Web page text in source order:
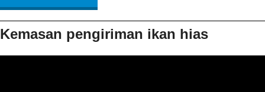
Kemasan pengiriman ikan hias